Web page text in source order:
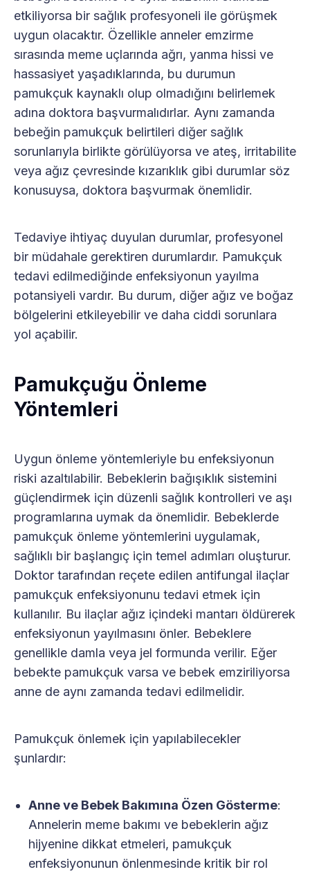
etkiliyorsa bir sağlık profesyoneli ile görüşmek
uygun olacaktır. Özellikle anneler emzirme
sırasında meme uçlarında ağrı, yanma hissi ve
hassasiyet yaşadıklarında, bu durumun
pamukçuk kaynaklı olup olmadığını belirlemek
adına doktora başvurmalıdırlar. Aynı zamanda
bebeğin pamukçuk belirtileri diğer sağlık
sorunlarıyla birlikte görülüyorsa ve ateş, irritabilite
veya ağız çevresinde kızarıklık gibi durumlar söz
konusuysa, doktora başvurmak önemlidir.
Tedaviye ihtiyaç duyulan durumlar, profesyonel
bir müdahale gerektiren durumlardır. Pamukçuk
tedavi edilmediğinde enfeksiyonun yayılma
potansiyeli vardır. Bu durum, diğer ağız ve boğaz
bölgelerini etkileyebilir ve daha ciddi sorunlara
yol açabilir.
Pamukçuğu Önleme
Yöntemleri
Uygun önleme yöntemleriyle bu enfeksiyonun
riski azaltılabilir. Bebeklerin bağışıklık sistemini
güçlendirmek için düzenli sağlık kontrolleri ve aşı
programlarına uymak da önemlidir. Bebeklerde
pamukçuk önleme yöntemlerini uygulamak,
sağlıklı bir başlangıç için temel adımları oluşturur.
Doktor tarafından reçete edilen antifungal ilaçlar
pamukçuk enfeksiyonunu tedavi etmek için
kullanılır. Bu ilaçlar ağız içindeki mantarı öldürerek
enfeksiyonun yayılmasını önler. Bebeklere
genellikle damla veya jel formunda verilir. Eğer
bebekte pamukçuk varsa ve bebek emziriliyorsa
anne de aynı zamanda tedavi edilmelidir.
Pamukçuk önlemek için yapılabilecekler
şunlardır:
Anne ve Bebek Bakımına Özen Gösterme:
Annelerin meme bakımı ve bebeklerin ağız
hijyenine dikkat etmeleri, pamukçuk
enfeksiyonunun önlenmesinde kritik bir rol